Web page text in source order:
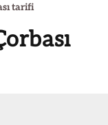
tarifi